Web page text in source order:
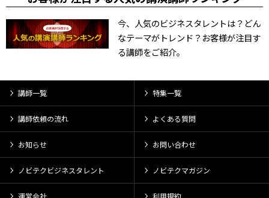
今、人気のビジネスタレントは？どん
なテーマがトレンド？お客様が注目す
る講師をご紹介。
講師一覧 特集一覧
講師依頼の流れ よくある質問
お知らせ お問い合わせ
ノビテクビジネスタレント ノビテクマガジン